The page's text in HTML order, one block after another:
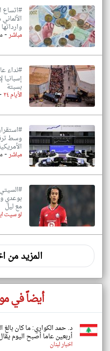
#اتساع
مباشر-
#نداء
إسبانيا
بسبتة
الأيام ٢٤
وسط
مباشر-
بوعدي
مع ليل
لو سيت
المزيد من
أيضاً في
د. حمد الكواري: ما كان بالغ
أربعين عاما أصبح اليوم
اخبار لبنان